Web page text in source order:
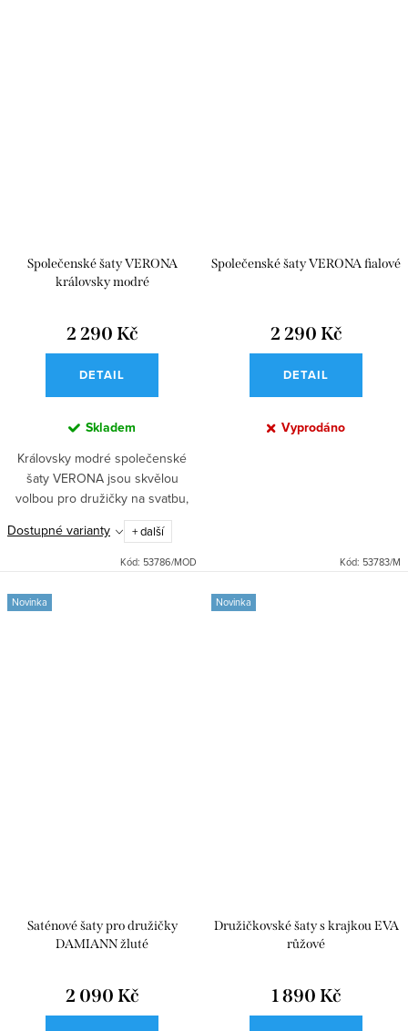
Společenské šaty VERONA
královsky modré
2 290 Kč
DETAIL
Skladem
Královsky modré společenské
šaty VERONA jsou skvělou
volbou pro družičky na svatbu,
taneční, ples i další slavnostní
příležitosti. Dlouhé saténové šaty
s přiléhavým střihem,...
Dostupné varianty + další
Kód: 53786/MOD
Společenské šaty VERONA fialové
2 290 Kč
DETAIL
Vyprodáno
Kód: 53783/M
Novinka
Saténové šaty pro družičky
DAMIANN žluté
2 090 Kč
Novinka
Družičkovské šaty s krajkou EVA
růžové
1 890 Kč